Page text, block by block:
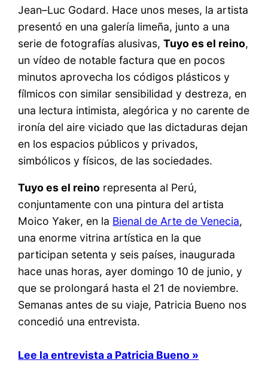
Jean–Luc Godard. Hace unos meses, la artista
presentó en una galería limeña, junto a una
serie de fotografías alusivas,Tuyo es el reino,
un vídeo de notable factura que en pocos
minutos aprovecha los códigos plásticos y
fílmicos con similar sensibilidad y destreza, en
una lectura intimista, alegórica y no carente de
ironía del aire viciado que las dictaduras dejan
en los espacios públicos y privados,
simbólicos y físicos, de las sociedades.
Tuyo es el reino representa al Perú,
conjuntamente con una pintura del artista
Moico Yaker, en la Bienal de Arte de Venecia,
una enorme vitrina artística en la que
participan setenta y seis países, inaugurada
hace unas horas, ayer domingo 10 de junio, y
que se prolongará hasta el 21 de noviembre.
Semanas antes de su viaje, Patricia Bueno nos
concedió una entrevista.
Lee la entrevista a Patricia Bueno »